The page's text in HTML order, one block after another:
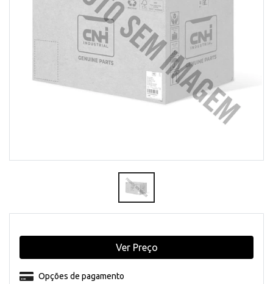
Opções de pagamento
Ver Preço